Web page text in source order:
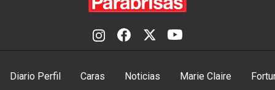
Diario Perfil Caras Noticias Marie Claire